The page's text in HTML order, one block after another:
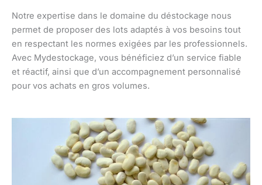
Notre expertise dans le domaine du déstockage nous
permet de proposer des lots adaptés à vos besoins tout
en respectant les normes exigées par les professionnels.
Avec Mydestockage, vous bénéficiez d’un service fiable
et réactif, ainsi que d’un accompagnement personnalisé
pour vos achats en gros volumes.